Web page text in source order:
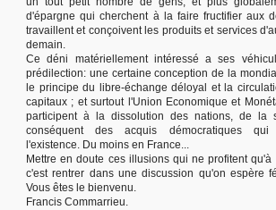
d'épargne qui cherchent à la faire fructifier aux
travaillent et conçoivent les produits et services
demain.
Ce déni matériellement intéressé a ses
prédilection: une certaine conception de la
le principe du libre-échange déloyal et la
capitaux ; et surtout l'Union Economique et
participent à la dissolution des nations, de la
conséquent des acquis démocratiques qui
l'existence. Du moins en France...
Mettre en doute ces illusions qui ne profitent
c'est rentrer dans une discussion qu'on espère
Vous êtes le bienvenu.
Francis Commarrieu.